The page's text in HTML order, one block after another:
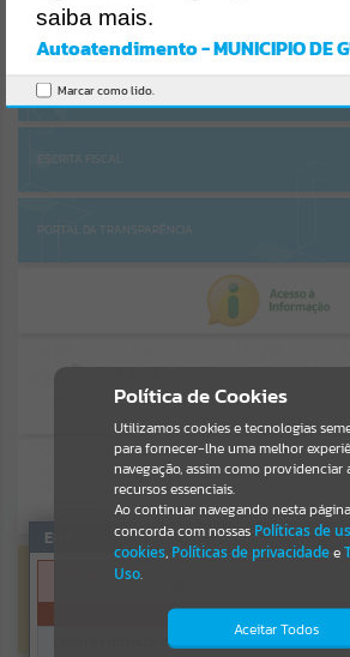
SERVIÇOS
EVENTOS
PÁGINAS
Por favor, aguarde...
GALERIAS
Por favor, aguarde...
NOTA FISCAL ELETRÔNICA
ESCRITA FISCAL
PORTAL DA TRANSPARÊNCIA
OBRAS E
Política de Cookies
Utilizamos cookies e tecnologias
para fornecer-lhe uma melhor
navegação, assim como providenciar
recursos essenciais.
Ao continuar navegando nesta
concorda com nossas Políticas de
cookies, Políticas de privacidadee
Uso.
Aceitar Todos
Erro
Gerenciamento do Sistema
CÓDIGO DA
Ocorreu um erro de script:
saiba mais.
Autoatendimento - MUNICIPIO DE
Marcar como lido.